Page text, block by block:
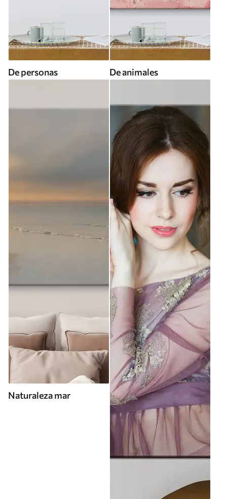
De personas De animales
Naturaleza mar